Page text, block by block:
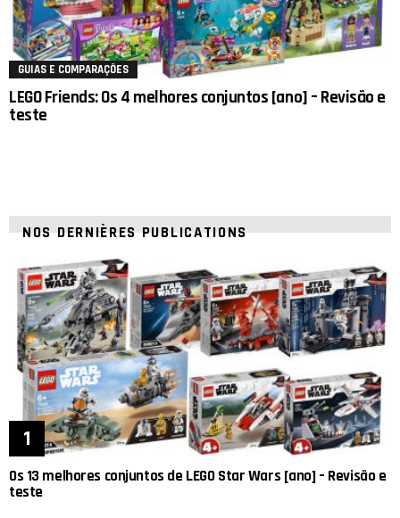
GUIAS E COMPARAÇÕES
LEGO Friends: Os 4 melhores conjuntos [ano] – Revisão e
teste
NOS DERNIÈRES PUBLICATIONS
Os 13 melhores conjuntos de LEGO Star Wars [ano] – Revisão e
teste